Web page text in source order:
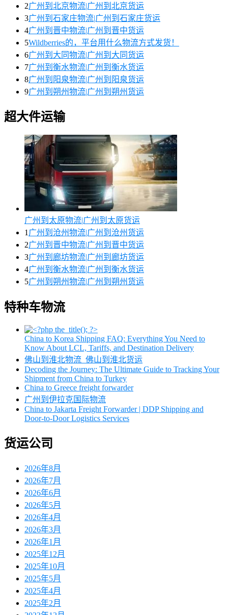
2广州到北京物流|广州到北京货运
3广州到石家庄物流|广州到石家庄货运
4广州到晋中物流|广州到晋中货运
5Wildberries的，平台用什么物流方式发货！
6广州到大同物流|广州到大同货运
7广州到衡水物流|广州到衡水货运
8广州到阳泉物流|广州到阳泉货运
9广州到朔州物流|广州到朔州货运
超大件运输
广州到太原物流|广州到太原货运
1 广州到沧州物流|广州到沧州货运
2广州到晋中物流|广州到晋中货运
3广州到廊坊物流|广州到廊坊货运
4广州到衡水物流|广州到衡水货运
5广州到朔州物流|广州到朔州货运
特种车物流
China to Korea Shipping FAQ: Everything You Need to
Know About LCL, Tariffs, and Destination Delivery
佛山到淮北物流_佛山到淮北货运
Decoding the Journey: The Ultimate Guide to Tracking Your
Shipment from China to Turkey
China to Greece freight forwarder
广州到伊拉克国际物流
China to Jakarta Freight Forwarder | DDP Shipping and
Door-to-Door Logistics Services
货运公司
2026年8月
2026年7月
2026年6月
2026年5月
2026年4月
2026年3月
2026年1月
2025年12月
2025年10月
2025年5月
2025年4月
2025年2月